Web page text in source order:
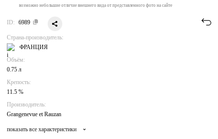
возможно небольшие отличие внешнего вида от представленного фото на сайте
ID: 6989
Страна-производитель:
ФРАНЦИЯ
Объём:
0.75 л
Крепость:
11.5 %
Производитель:
Grangenevue et Rauzan
показать все характеристики